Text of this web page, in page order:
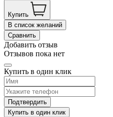
Купить
В список желаний
Сравнить
Добавить отзыв
Отзывов пока нет
Купить в один клик
Подтвердить
Купить в один клик